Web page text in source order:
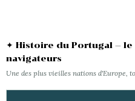
✦ Histoire du Portugal — le
navigateurs
Une des plus vieilles nations d'Europe,